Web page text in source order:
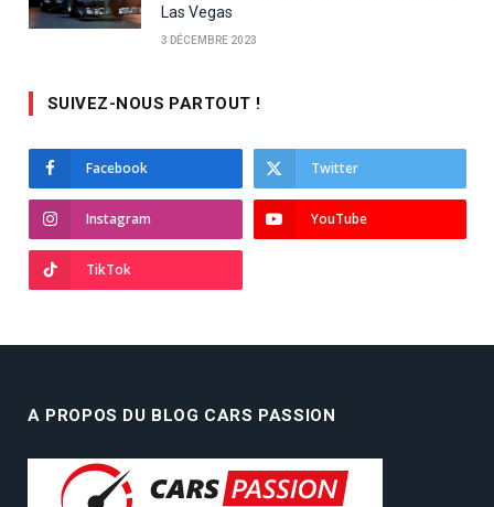
Las Vegas
3 DÉCEMBRE 2023
SUIVEZ-NOUS PARTOUT !
Facebook Twitter
Instagram YouTube
TikTok
A PROPOS DU BLOG CARS PASSION